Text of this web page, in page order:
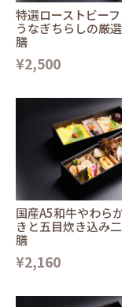
特選ローストビー
うなぎちらしの厳
膳
¥2,500
国産A5和牛やわら
きと五目炊き込み
膳
¥2,160